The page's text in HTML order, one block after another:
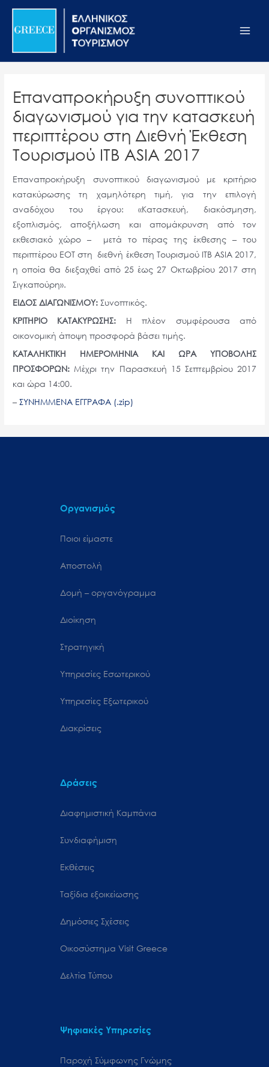
Σημείωση:
ιστότοπος
σύστημα
προσβασιμότητας.
Μετάβαση
περιεχόμενο
Επαναπροκήρυξη συνοπτικού
διαγωνισμού για την κατασκευή
περιπτέρου στη Διεθνή Έκθεση
Τουρισμού ITB ASIA 2017
Επαναπροκήρυξη συνοπτικού διαγωνισμού με κριτήριο
κατακύρωσης τη χαμηλότερη τιμή, για την επιλογή
αναδόχου του έργου: «Κατασκευή, διακόσμηση,
εξοπλισμός, αποξήλωση και απομάκρυνση από τον
εκθεσιακό χώρο – μετά το πέρας της έκθεσης – του
περιπτέρου ΕΟΤ στη διεθνή έκθεση Τουρισμού ITB ASIA 2017,
η οποία θα διεξαχθεί από 25 έως 27 Οκτωβρίου 2017 στη
Σιγκαπούρη».
ΕΙΔΟΣ ΔΙΑΓΩΝΙΣΜΟΥ: Συνοπτικός.
ΚΡΙΤΗΡΙΟ ΚΑΤΑΚΥΡΩΣΗΣ: Η πλέον συμφέρουσα από
οικονομική άποψη προσφορά βάσει τιμής.
ΚΑΤΑΛΗΚΤΙΚΗ ΗΜΕΡΟΜΗΝΙΑ ΚΑΙ ΩΡΑ ΥΠΟΒΟΛΗΣ
ΠΡΟΣΦΟΡΩΝ: Μέχρι την Παρασκευή 15 Σεπτεμβρίου 2017
και ώρα 14:00.
–ΣΥΝΗΜΜΕΝΑ ΕΓΓΡΑΦΑ (.zip)
Οργανισμός
Ποιοι είμαστε
Αποστολή
Δομή – οργανόγραμμα
Διοίκηση
Στρατηγική
Υπηρεσίες Εσωτερικού
Υπηρεσίες Εξωτερικού
Διακρίσεις
Δράσεις
Διαφημιστική Καμπάνια
Συνδιαφήμιση
Εκθέσεις
Ταξίδια εξοικείωσης
Δημόσιες Σχέσεις
Oικοσύστημα Visit Greece
Δελτία Τύπου
Ψηφιακές Υπηρεσίες
Παροχή Σύμφωνης Γνώμης